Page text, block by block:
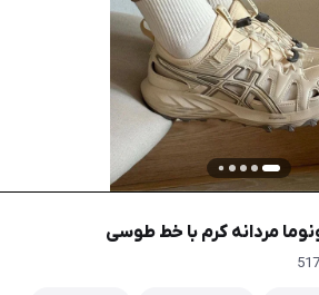
مردانه کرم با خط طوسی